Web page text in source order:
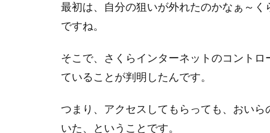
最初は、自分の狙いが外れたのかなぁ～
ですね。
そこで、さくらインターネットのコントロ
ていることが判明したんです。
つまり、アクセスしてもらっても、おい
いた、ということです。